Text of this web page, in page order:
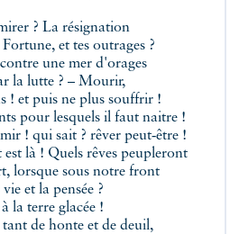
? La résignation
et tes outrages ?
une mer d'orages
la lutte ? – Mourir,
! et puis ne plus souffrir !
pour lesquels il faut naitre !
! qui sait ? rêver peut‑être !
est là ! Quels rêves peupleront
lorsque sous notre front
et la pensée ?
la terre glacée !
de honte et de deuil,